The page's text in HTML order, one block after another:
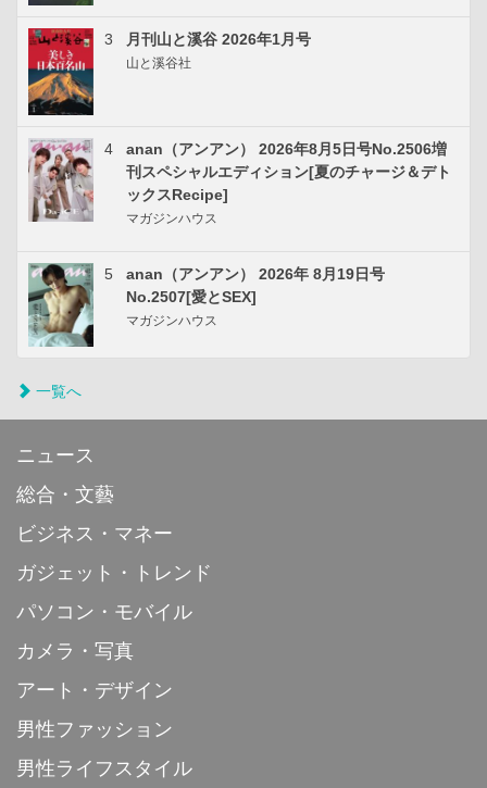
3 月刊山と溪谷 2026年1月号
山と溪谷社
4
anan（アンアン） 2026年8月5日号No.2506増
刊スペシャルエディション[夏のチャージ＆デト
ックスRecipe]
マガジンハウス
5
anan（アンアン） 2026年 8月19日号
No.2507[愛とSEX]
マガジンハウス
一覧へ
ニュース
総合・文藝
ビジネス・マネー
ガジェット・トレンド
パソコン・モバイル
カメラ・写真
アート・デザイン
男性ファッション
男性ライフスタイル